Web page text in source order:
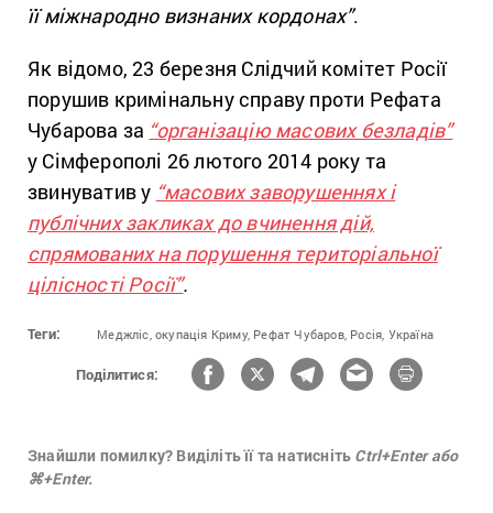
її міжнародно визнаних кордонах”.
Як відомо, 23 березня Слідчий комітет Росії
порушив кримінальну справу проти Рефата
Чубарова за “організацію масових безладів”
у Сімферополі 26 лютого 2014 року та
звинуватив у “масових заворушеннях і
публічних закликах до вчинення дій,
спрямованих на порушення територіальної
цілісності Росії”.
Теги: Меджліс, окупація Криму, Рефат Чубаров, Росія, Україна
Поділитися:
Знайшли помилку? Виділіть її та натисніть Ctrl+Enter або
⌘+Enter.